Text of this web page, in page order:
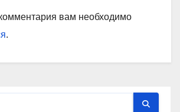
вам необходимо
.